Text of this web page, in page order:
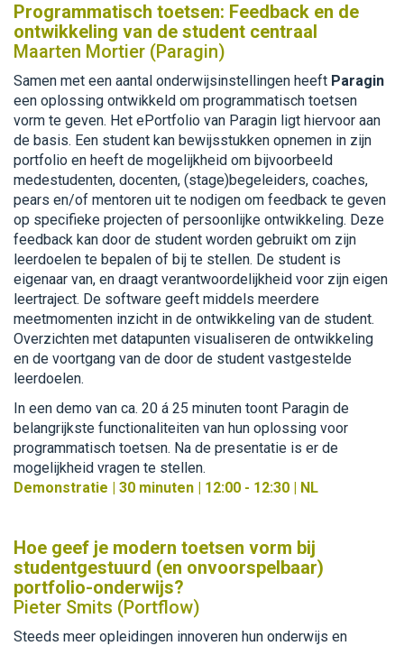
Programmatisch toetsen: Feedback en de
ontwikkeling van de student centraal
Maarten Mortier (Paragin)
Samen met een aantal onderwijsinstellingen heeft Paragin
een oplossing ontwikkeld om programmatisch toetsen
vorm te geven. Het ePortfolio van Paragin ligt hiervoor aan
de basis. Een student kan bewijsstukken opnemen in zijn
portfolio en heeft de mogelijkheid om bijvoorbeeld
medestudenten, docenten, (stage)begeleiders, coaches,
pears en/of mentoren uit te nodigen om feedback te geven
op specifieke projecten of persoonlijke ontwikkeling. Deze
feedback kan door de student worden gebruikt om zijn
leerdoelen te bepalen of bij te stellen. De student is
eigenaar van, en draagt verantwoordelijkheid voor zijn eigen
leertraject. De software geeft middels meerdere
meetmomenten inzicht in de ontwikkeling van de student.
Overzichten met datapunten visualiseren de ontwikkeling
en de voortgang van de door de student vastgestelde
leerdoelen.
In een demo van ca. 20 á 25 minuten toont Paragin de
belangrijkste functionaliteiten van hun oplossing voor
programmatisch toetsen. Na de presentatie is er de
mogelijkheid vragen te stellen.
Demonstratie | 30 minuten | 12:00 - 12:30 | NL
Hoe geef je modern toetsen vorm bij
studentgestuurd (en onvoorspelbaar)
portfolio-onderwijs?
Pieter Smits (Portflow)
Steeds meer opleidingen innoveren hun onderwijs en